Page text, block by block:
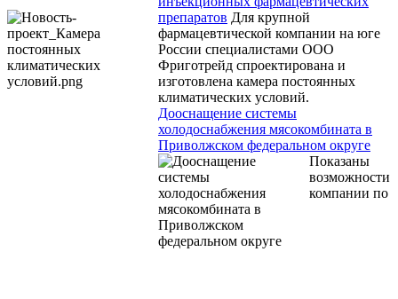
препаратов Для крупной
фармацевтической компании на юге
России специалистами ООО
Фриготрейд спроектирована и
изготовлена камера постоянных
климатических условий.
Дооснащение системы
холодоснабжения мясокомбината в
Приволжском федеральном округе
Показаны
возможности
компании по